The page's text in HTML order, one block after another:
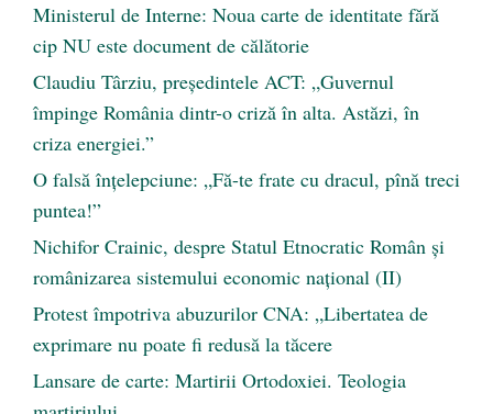
Ministerul de Interne: Noua carte de identitate fără
cip NU este document de călătorie
Claudiu Târziu, președintele ACT: „Guvernul
împinge România dintr-o criză în alta. Astăzi, în
criza energiei.”
O falsă înțelepciune: „Fă-te frate cu dracul, pînă treci
puntea!”
Nichifor Crainic, despre Statul Etnocratic Român şi
românizarea sistemului economic naţional (II)
Protest împotriva abuzurilor CNA: „Libertatea de
exprimare nu poate fi redusă la tăcere
Lansare de carte: Martirii Ortodoxiei. Teologia